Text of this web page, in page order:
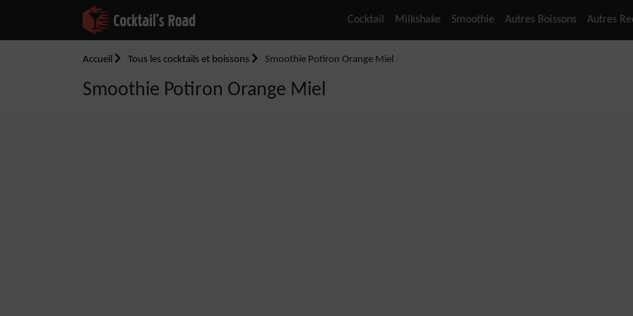
Cocktail Milkshake Smoothie Autres Boissons Autres
Accueil Tous les cocktails et boissons Smoothie Potiron Orange Miel
Smoothie Potiron Orange Miel